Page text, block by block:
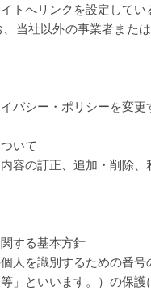
トへリンクを設定して
当社以外の事業者また
バシー・ポリシーを変更
いて
容の訂正、追加・削除
する基本方針
人を識別するための番
」といいます。）の保